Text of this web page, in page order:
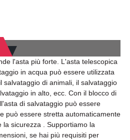
l'asta più forte. L'asta telescopica
in acqua può essere utilizzata
salvataggio di animali, il salvataggio
in alto, ecc. Con il blocco di
di salvataggio può essere
può essere stretta automaticamente
sicurezza . Supportiamo la
se hai più requisiti per